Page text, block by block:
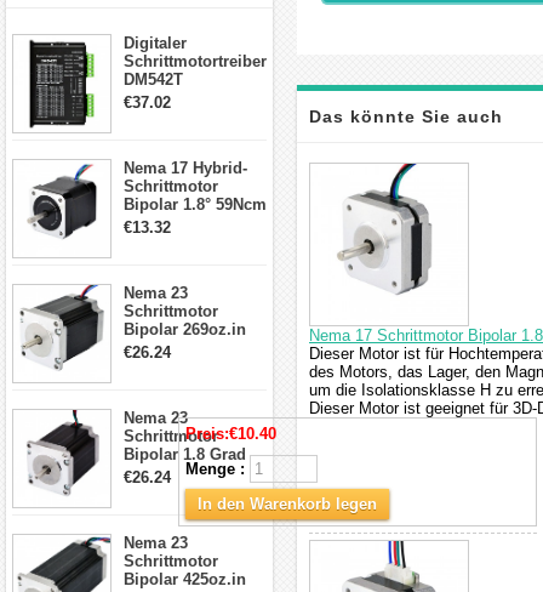
Digitaler
Schrittmotortreiber
DM542T
Schrittmotor
Schrittmotor
€37.02
Nema 17 Hybrid-
Schrittmotor
Bipolar 1.8° 59Ncm
2A 4 Drähte mit 1m
€13.32
Nema 23
Schrittmotor
Bipolar 269oz.in
2,8A 57x57x76mm
€26.24
Nema 23
Schrittmotor
Bipolar 1.8 Grad
1.9Nm 3A 3.36V 4
Drähte CNC
Schrittmotor DIY
CNC Fräse
€26.24
Nema 23
Schrittmotor
Bipolar 425oz.in
Das könnte Sie auch
interessieren
Nema 17 Schrittmotor Bipolar
Dieser Motor ist für
des Motors, das Lager, den
um die Isolationsklasse H zu
Dieser Motor ist geeignet für
Preis:€10.40
Menge :
In den Warenkorb legen